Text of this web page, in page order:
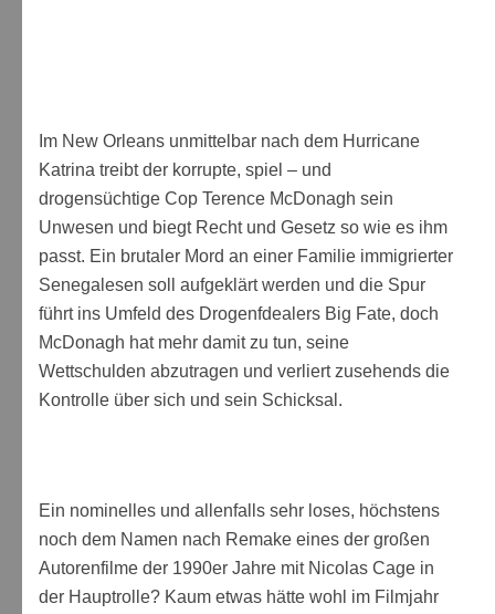
Im New Orleans unmittelbar nach dem Hurricane
Katrina treibt der korrupte, spiel – und
drogensüchtige Cop Terence McDonagh sein
Unwesen und biegt Recht und Gesetz so wie es ihm
passt. Ein brutaler Mord an einer Familie immigrierter
Senegalesen soll aufgeklärt werden und die Spur
führt ins Umfeld des Drogenfdealers Big Fate, doch
McDonagh hat mehr damit zu tun, seine
Wettschulden abzutragen und verliert zusehends die
Kontrolle über sich und sein Schicksal.
Ein nominelles und allenfalls sehr loses, höchstens
noch dem Namen nach Remake eines der großen
Autorenfilme der 1990er Jahre mit Nicolas Cage in
der Hauptrolle? Kaum etwas hätte wohl im Filmjahr